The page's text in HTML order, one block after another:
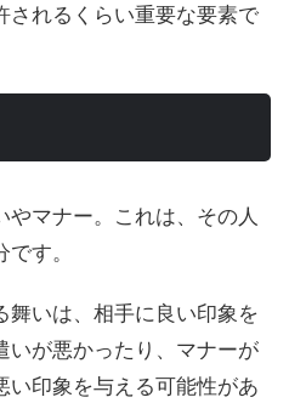
されるくらい重要な要素で
マナー。これは、その人
す。
舞いは、相手に良い印象を
いが悪かったり、マナーが
い印象を与える可能性があ